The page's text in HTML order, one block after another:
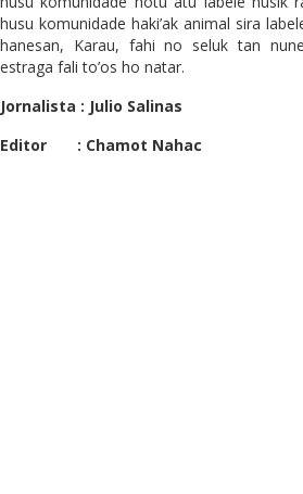
husu komunidade haki’ak animal sira
hanesan, Karau, fahi no seluk tan
estraga fali to’os ho natar.
Jornalista : Julio Salinas
Editor : Chamot Nahac